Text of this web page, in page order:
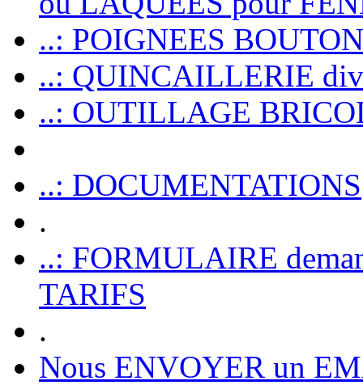
..: POIGNEES
..: QUINCAILLERIE
..: OUTILLAGE
..: DOCUMENTATIONS
.
..: FORMULAIRE
TARIFS
.
Nous ENVOYER un